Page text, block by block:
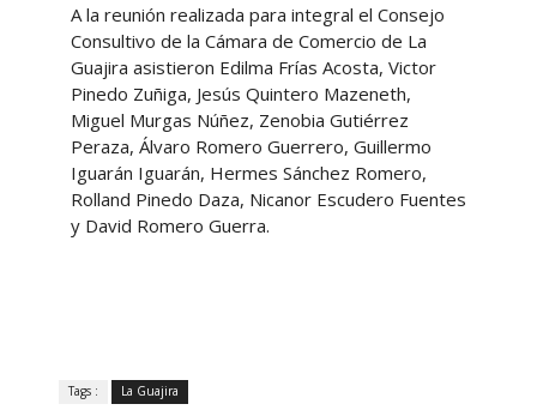
A la reunión realizada para integral el Consejo
Consultivo de la Cámara de Comercio de La
Guajira asistieron Edilma Frías Acosta, Victor
Pinedo Zuñiga, Jesús Quintero Mazeneth,
Miguel Murgas Núñez, Zenobia Gutiérrez
Peraza, Álvaro Romero Guerrero, Guillermo
Iguarán Iguarán, Hermes Sánchez Romero,
Rolland Pinedo Daza, Nicanor Escudero Fuentes
y David Romero Guerra.
Tags : La Guajira